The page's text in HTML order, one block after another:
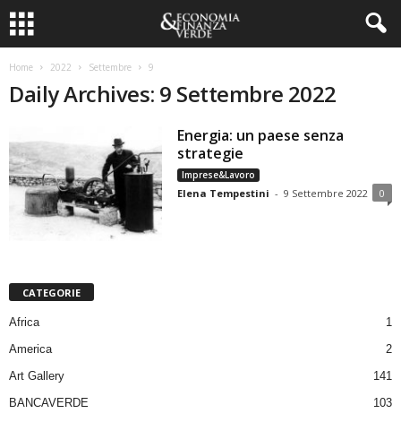
Home 2022 Settembre 9
Daily Archives: 9 Settembre 2022
Energia: un paese senza
strategie
Imprese&Lavoro
Elena Tempestini - 9 Settembre 2022 0
CATEGORIE
Africa
1
America
2
Art Gallery
141
BANCAVERDE
103